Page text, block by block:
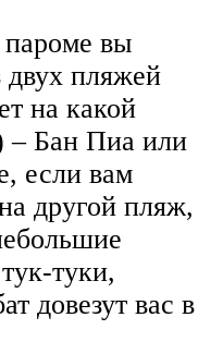
вы
двух пляжей
на какой
– Бан Пиа или
если вам
другой пляж,
туки,
довезут вас в